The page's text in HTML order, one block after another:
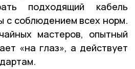
подходящий кабель
с соблюдением всех норм.
мастеров, опытный
«на глаз», а действует